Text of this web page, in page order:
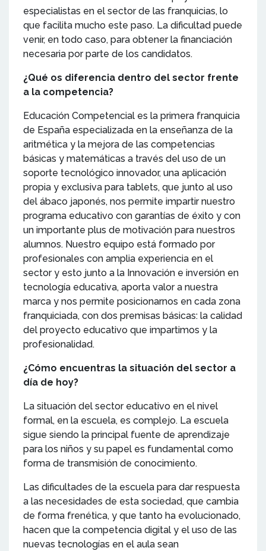
especialistas en el sector de las franquicias, lo
que facilita mucho este paso. La dificultad puede
venir, en todo caso, para obtener la financiación
necesaria por parte de los candidatos.
¿Qué os diferencia dentro del sector frente
a la competencia?
Educación Competencial es la primera franquicia
de España especializada en la enseñanza de la
aritmética y la mejora de las competencias
básicas y matemáticas a través del uso de un
soporte tecnológico innovador, una aplicación
propia y exclusiva para tablets, que junto al uso
del ábaco japonés, nos permite impartir nuestro
programa educativo con garantías de éxito y con
un importante plus de motivación para nuestros
alumnos. Nuestro equipo está formado por
profesionales con amplia experiencia en el
sector y esto junto a la Innovación e inversión en
tecnología educativa, aporta valor a nuestra
marca y nos permite posicionarnos en cada zona
franquiciada, con dos premisas básicas: la calidad
del proyecto educativo que impartimos y la
profesionalidad.
¿Cómo encuentras la situación del sector a
día de hoy?
La situación del sector educativo en el nivel
formal, en la escuela, es complejo. La escuela
sigue siendo la principal fuente de aprendizaje
para los niños y su papel es fundamental como
forma de transmisión de conocimiento.
Las dificultades de la escuela para dar respuesta
a las necesidades de esta sociedad, que cambia
de forma frenética, y que tanto ha evolucionado,
hacen que la competencia digital y el uso de las
nuevas tecnologías en el aula sean